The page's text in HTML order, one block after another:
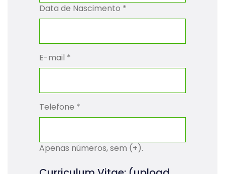
Data de Nascimento *
E-mail *
Telefone *
Apenas números, sem (+).